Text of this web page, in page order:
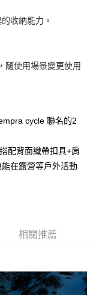
行
）商業銀行
收納能力。
隨使用場景變更使用
cycle 聯名的2
配背面織帶扣具+肩
在露營等戶外活動
相關推薦